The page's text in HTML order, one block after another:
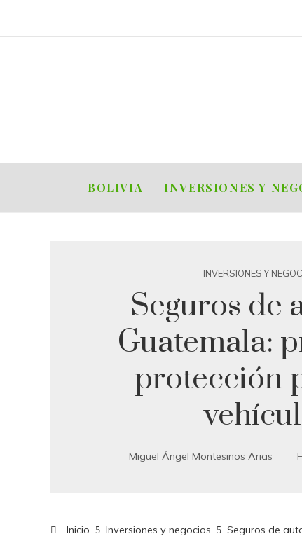
BOLIVIA INVERSIONES Y
INVERSIONES Y
Seguros de
Guatemala:
protección
Miguel Ángel Montesinos Arias
Inicio Inversiones y negocios Seguros de